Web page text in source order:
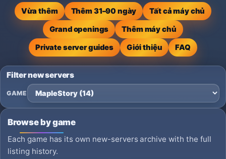
Vừa thêm Thêm 31–90 ngày
Tất cả máy chủ
Grand openings
Thêm máy chủ
Private server guides
Giới thiệu FAQ
Filter new servers
GAME
Browse by game
Each game has its own new-servers archive with the full
listing history.